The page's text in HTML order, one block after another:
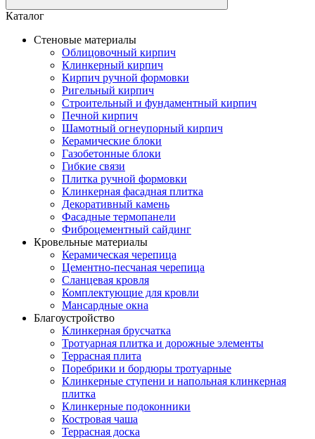
Каталог
Стеновые материалы
Облицовочный кирпич
Клинкерный кирпич
Кирпич ручной формовки
Ригельный кирпич
Строительный и фундаментный кирпич
Печной кирпич
Шамотный огнеупорный кирпич
Керамические блоки
Газобетонные блоки
Гибкие связи
Плитка ручной формовки
Клинкерная фасадная плитка
Декоративный камень
Фасадные термопанели
Фиброцементный сайдинг
Кровельные материалы
Керамическая черепица
Цементно-песчаная черепица
Сланцевая кровля
Комплектующие для кровли
Мансардные окна
Благоустройство
Клинкерная брусчатка
Тротуарная плитка и дорожные элементы
Террасная плита
Поребрики и бордюры тротуарные
Клинкерные ступени и напольная клинкерная
плитка
Клинкерные подоконники
Костровая чаша
Террасная доска